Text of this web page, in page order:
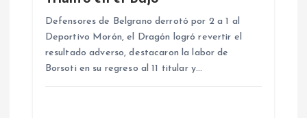
Defensores de Belgrano derrotó por 2 a 1 al
Deportivo Morón, el Dragón logró revertir el
resultado adverso, destacaron la labor de
Borsoti en su regreso al 11 titular y…